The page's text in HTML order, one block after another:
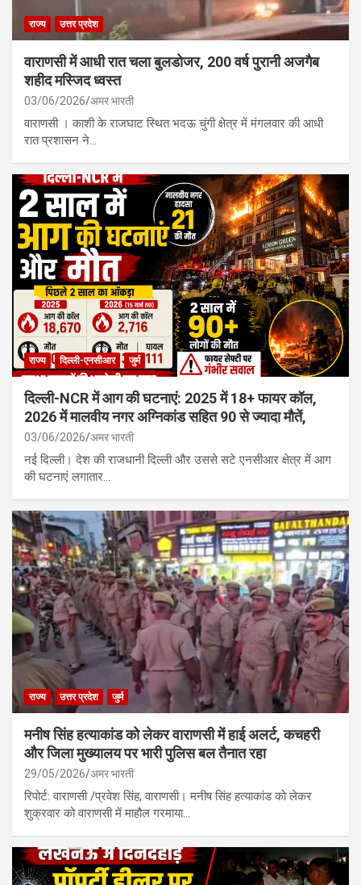
राज्य उत्तर प्रदेश
वाराणसी में आधी रात चला बुलडोजर, 200 वर्ष पुरानी अजगैब
शहीद मस्जिद ध्वस्त
03/06/2026 अमर भारती
वाराणसी । काशी के राजघाट स्थित भदऊ चुंगी क्षेत्र में मंगलवार की आधी
रात प्रशासन ने…
राज्य दिल्ली-एनसीआर जुर्म
दिल्ली-NCR में आग की घटनाएं: 2025 में 18+ फायर कॉल,
2026 में मालवीय नगर अग्निकांड सहित 90 से ज्यादा मौतें,
03/06/2026 अमर भारती
नई दिल्ली। देश की राजधानी दिल्ली और उससे सटे एनसीआर क्षेत्र में आग
की घटनाएं लगातार…
राज्य उत्तर प्रदेश जुर्म
मनीष सिंह हत्याकांड को लेकर वाराणसी में हाई अलर्ट, कचहरी
और जिला मुख्यालय पर भारी पुलिस बल तैनात रहा
29/05/2026 अमर भारती
रिपोर्ट: वाराणसी /प्रवेश सिंह, वाराणसी। मनीष सिंह हत्याकांड को लेकर
शुक्रवार को वाराणसी में माहौल गरमाया…